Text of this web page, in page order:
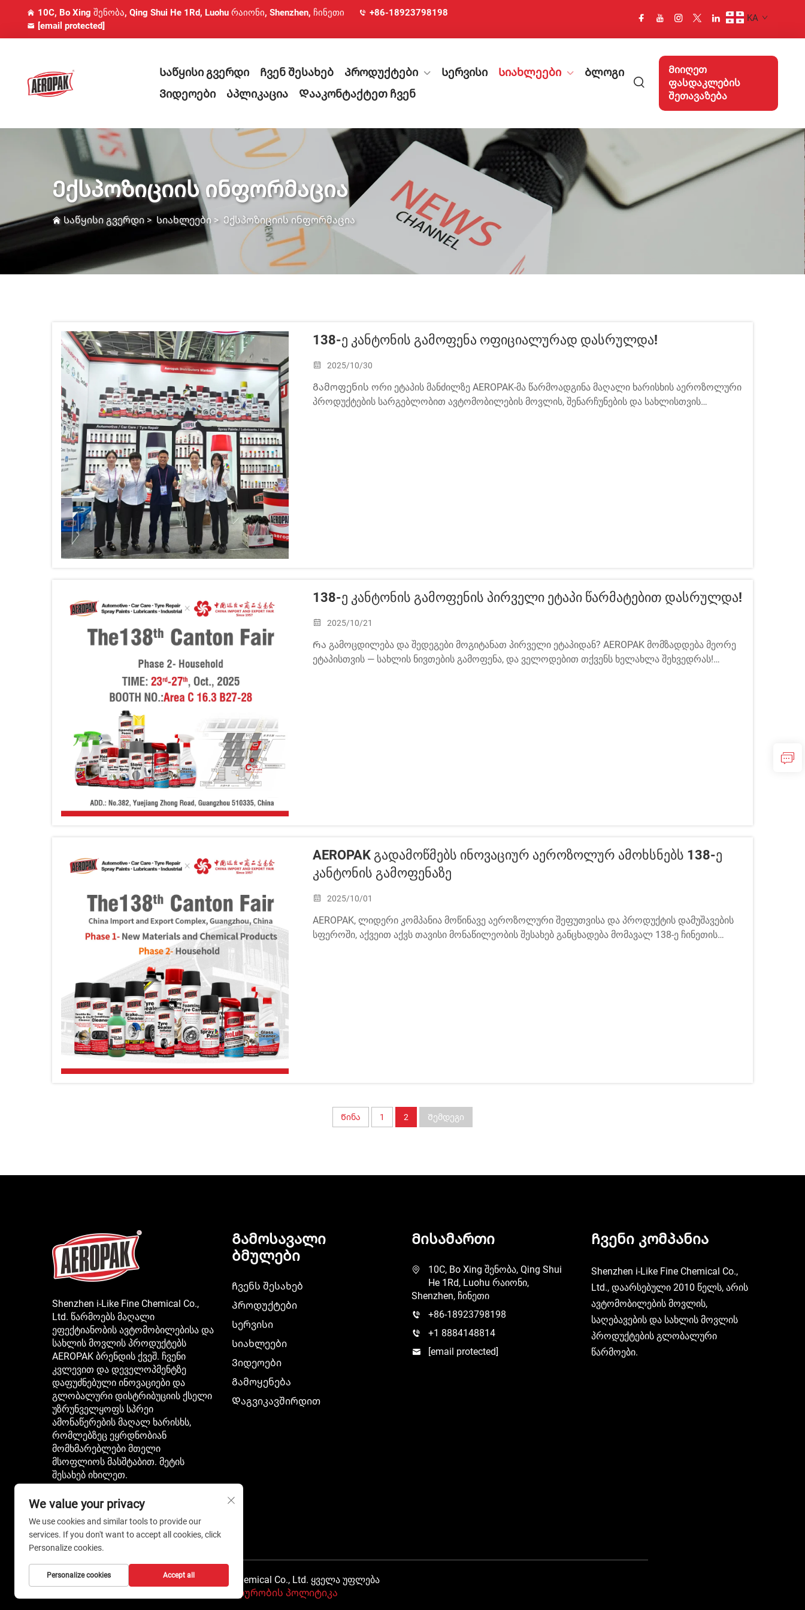
10C, Bo Xing შენობა, Qing Shui He 1Rd, Luohu რაიონი, Shenzhen, ჩინეთი
+86-18923798198
[email protected]
KA
Საწყისი გვერდი Ჩვენ შესახებ Პროდუქტები Სერვისი Სიახლეები
Ბლოგი
Ვიდეოები
Აპლიკაცია Დააკონტაქტეთ ჩვენ
Მიიღეთ
ფასდაკლების
შეთავაზება
Ექსპოზიციის ინფორმაცია
Საწყისი გვერდი > Სიახლეები> Ექსპოზიციის ინფორმაცია
138-Ე Კანტონის Გამოფენა Ოფიციალურად Დასრულდა!
2025/10/30
Გამოფენის ორი ეტაპის მანძილზე AEROPAK-მა წარმოადგინა მაღალი ხარისხის აეროზოლური
პროდუქტების სარგებლობით ავტომობილების მოვლის, შენარჩუნების და სახლისთვის
138-Ე Კანტონის Გამოფენის Პირველი Ეტაპი Წარმატებით Დასრულდა!
2025/10/21
Რა გამოცდილება და შედეგები მოგიტანათ პირველი ეტაპიდან? AEROPAK მომზადდება მეორე
ეტაპისთვის — სახლის ნივთების გამოფენა, და ველოდებით თქვენს ხელახლა შეხვედრას!
AEROPAK Გადამოწმებს Ინოვაციურ Აეროზოლურ Ამოხსნებს 138-Ე
Კანტონის Გამოფენაზე
2025/10/01
AEROPAK, ლიდერი კომპანია მოწინავე აეროზოლური შეფუთვისა და პროდუქტის დამუშავების
სფეროში, აქვეით აქვს თავისი მონაწილეობის შესახებ განცხადება მომავალ 138-ე ჩინეთის
Წინა 1 2 Შემდეგი
Shenzhen i-Like Fine Chemical Co.,
Ltd. წარმოებს მაღალი
ეფექტიანობის ავტომობილებისა და
სახლის მოვლის პროდუქტებს
AEROPAK ბრენდის ქვეშ. ჩვენი
კვლევით და დეველოპმენტზე
დაფუძნებული ინოვაციები და
გლობალური დისტრიბუციის ქსელი
უზრუნველყოფს სპრეი
ამონაწერების მაღალ ხარისხს,
რომლებზეც ეყრდნობიან
მომხმარებლები მთელი
მსოფლიოს მასშტაბით. მეტის
შესახებ იხილეთ.
Გამოსავალი
ბმულები
Ჩვენს შესახებ
Პროდუქტები
Სერვისი
Სიახლეები
Ვიდეოები
Გამოყენება
Დაგვიკავშირდით
Მისამართი
10C, Bo Xing შენობა, Qing Shui
He 1Rd, Luohu რაიონი,
Shenzhen, ჩინეთი
+86-18923798198
+1 8884148814
[email protected]
Ჩვენი კომპანია
Shenzhen i-Like Fine Chemical Co.,
Ltd., დაარსებული 2010 წელს, არის
ავტომობილების მოვლის,
საღებავების და სახლის მოვლის
პროდუქტების გლობალური
წარმოები.
Copyright © 2026 Shenzhen i-Like Fine Chemical Co., Ltd. ყველა უფლება
Კონფიდენციალურობის პოლიტიკა
We value your privacy
We use cookies and similar tools to provide our
services. If you don't want to accept all cookies, click
Personalize cookies.
Personalize cookies Accept all